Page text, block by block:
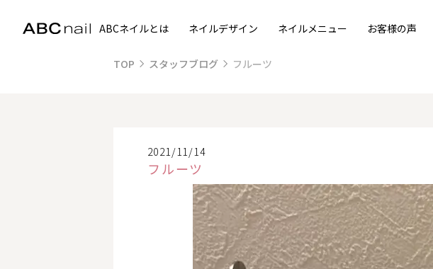
ABCネイルとは ネイルデザイン ネイルメニュー お客様の声
TOP スタッフブログ フルーツ
2021/11/14
フルーツ